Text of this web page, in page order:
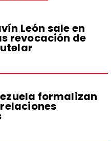
León sale en
revocación de
formalizan